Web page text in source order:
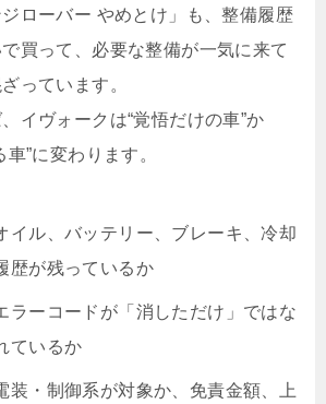
ローバー やめとけ」も、整備履歴
買って、必要な整備が一気に来て
っています。
イヴォークは“覚悟だけの車”か
”に変わります。
イル、バッテリー、ブレーキ、冷却
歴が残っているか
ラーコードが「消しただけ」ではな
ているか
装・制御系が対象か、免責金額、上